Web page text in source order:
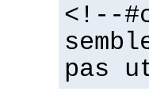
<!--
pas